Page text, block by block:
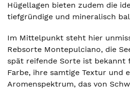
Hügellagen bieten zudem die
tiefgründige und mineralisch
Im Mittelpunkt steht hier
Rebsorte Montepulciano, die
spät reifende Sorte ist
Farbe, ihre samtige Textur und
Aromenspektrum, das von